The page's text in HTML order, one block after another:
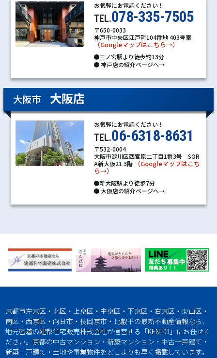
お気軽にお電話ください！
TEL.078-335-7505
〒650-0033
神戸市中央区江戸町104番地 403号室
（Googleマップはこちら→）
●三ノ宮駅より徒歩約13分
●神戸店の紹介ページへ→
大阪市 大阪店
お気軽にお電話ください！
TEL.06-6318-8631
〒532-0004
大阪市淀川区西宮原二丁目1番3号 SOR
A新大阪21 3階
（Googleマップはこち
ら→）
●新大阪駅より徒歩7分
●大阪店の紹介ページへ→
京都市左京区・北区・上京区・中京区・下京区・右京区・東山区・
南区・西京区・向日市・長岡京市・比叡平の最新不動産情報なら、
地元密着の建都住宅販売株式会社が運営する「KENTO」にお任せく
ださい。京都の中古マンション・新築マンション・中古一戸建て・
新築一戸建て・土地や事業物件をどこよりも早く掲載しています。